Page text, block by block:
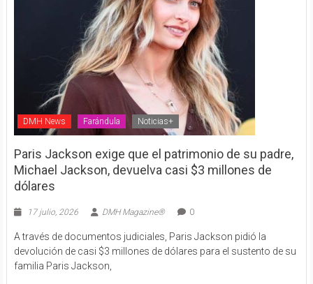
DMH News Farándula Noticias+
Paris Jackson exige que el patrimonio de su padre,
Michael Jackson, devuelva casi $3 millones de
dólares
17 julio, 2026 DMH Magazine® 0
A través de documentos judiciales, Paris Jackson pidió la
devolución de casi $3 millones de dólares para el sustento de su
familia Paris Jackson,